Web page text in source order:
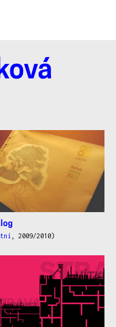
, 2009/2010)